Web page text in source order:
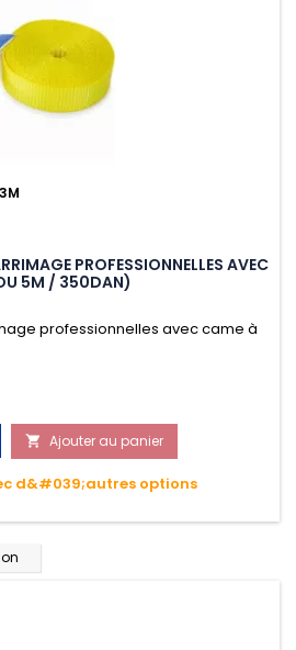
PROFESSIONNELLES AVEC
5M / 350DAN)
professionnelles avec came à
simple et rapide d'utilisation.
vos chargements pendant
très résistante aux UV et aux
n'absorbe pas l'eau.
 Ajouter au panier
d&#039;autres options